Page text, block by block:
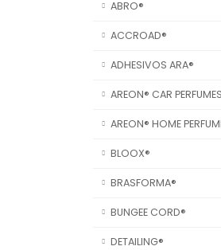
ABRO®
ACCROAD®
ADHESIVOS ARA®
AREON® CAR PERFUMES
AREON® HOME
BLOOX®
BRASFORMA®
BUNGEE CORD®
DETAILING®